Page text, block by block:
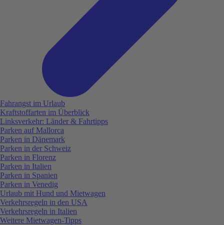
Fahrangst im Urlaub
Kraftstoffarten im Überblick
Linksverkehr: Länder & Fahrtipps
Parken auf Mallorca
Parken in Dänemark
Parken in der Schweiz
Parken in Florenz
Parken in Italien
Parken in Spanien
Parken in Venedig
Urlaub mit Hund und Mietwagen
Verkehrsregeln in den USA
Verkehrsregeln in Italien
Weitere Mietwagen-Tipps